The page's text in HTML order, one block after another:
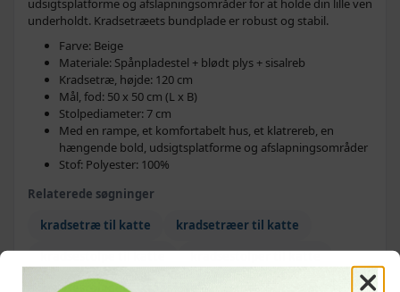
udsigtsplatforme og afslapningsområder for at holde din lille ven
underholdt. Kradsetræets bundplade er robust og stabil.
Farve: Beige
Materiale: Spånpladestel + blødt plys + sisalreb
Kradsetræ, højde: 120 cm
Mål, fod: 50 x 50 cm (L x B)
Stolpediameter: 7 cm
Med en rampe, et komfortabelt hus, et klatrereb, en
hængende bold, udsigtsplatforme og afslapningsområder
Stof: Polyester: 100%
Relaterede søgninger
kradsetræ til katte
kradsetræer til katte
kradsestolpe